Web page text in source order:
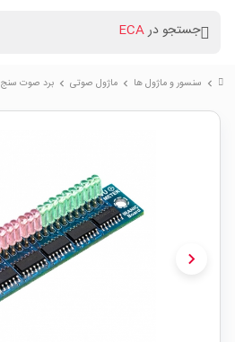
جستجو درECA
chevron_right سنسور و ماژول ها chevron_right ماژول صوتی chevron_right برد صوت سنج VU Meter Plus ایرانیک
chevron_right